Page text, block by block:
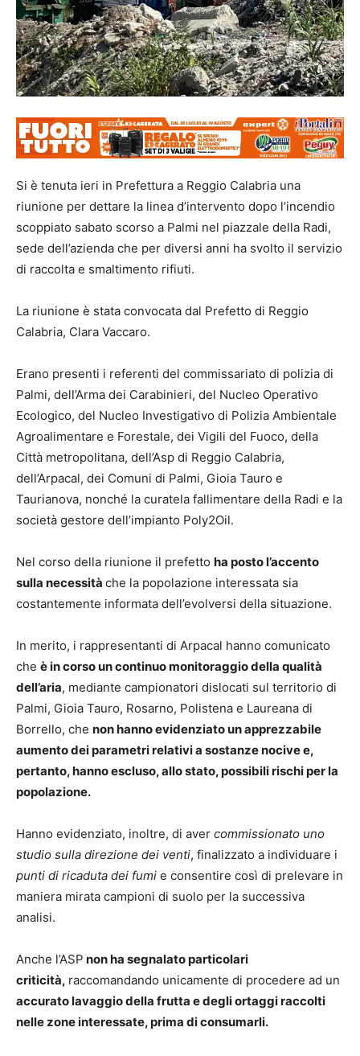
Si è tenuta ieri in Prefettura a Reggio Calabria una
riunione per dettare la linea d’intervento dopo l’incendio
scoppiato sabato scorso a Palmi nel piazzale della Radi,
sede dell’azienda che per diversi anni ha svolto il servizio
di raccolta e smaltimento rifiuti.
La riunione è stata convocata dal Prefetto di Reggio
Calabria, Clara Vaccaro.
Erano presenti i referenti del commissariato di polizia di
Palmi, dell’Arma dei Carabinieri, del Nucleo Operativo
Ecologico, del Nucleo Investigativo di Polizia Ambientale
Agroalimentare e Forestale, dei Vigili del Fuoco, della
Città metropolitana, dell’Asp di Reggio Calabria,
dell’Arpacal, dei Comuni di Palmi, Gioia Tauro e
Taurianova, nonché la curatela fallimentare della Radi e la
società gestore dell’impianto Poly2Oil.
Nel corso della riunione il prefetto ha posto l’accento
sulla necessità che la popolazione interessata sia
costantemente informata dell’evolversi della situazione.
In merito, i rappresentanti di Arpacal hanno comunicato
che è in corso un continuo monitoraggio della qualità
dell’aria, mediante campionatori dislocati sul territorio di
Palmi, Gioia Tauro, Rosarno, Polistena e Laureana di
Borrello, che non hanno evidenziato un apprezzabile
aumento dei parametri relativi a sostanze nocive e,
pertanto, hanno escluso, allo stato, possibili rischi per la
popolazione.
Hanno evidenziato, inoltre, di aver commissionato uno
studio sulla direzione dei venti, finalizzato a individuare i
punti di ricaduta dei fumi e consentire così di prelevare in
maniera mirata campioni di suolo per la successiva
analisi.
Anche l’ASP non ha segnalato particolari
criticità, raccomandando unicamente di procedere ad un
accurato lavaggio della frutta e degli ortaggi raccolti
nelle zone interessate, prima di consumarli.